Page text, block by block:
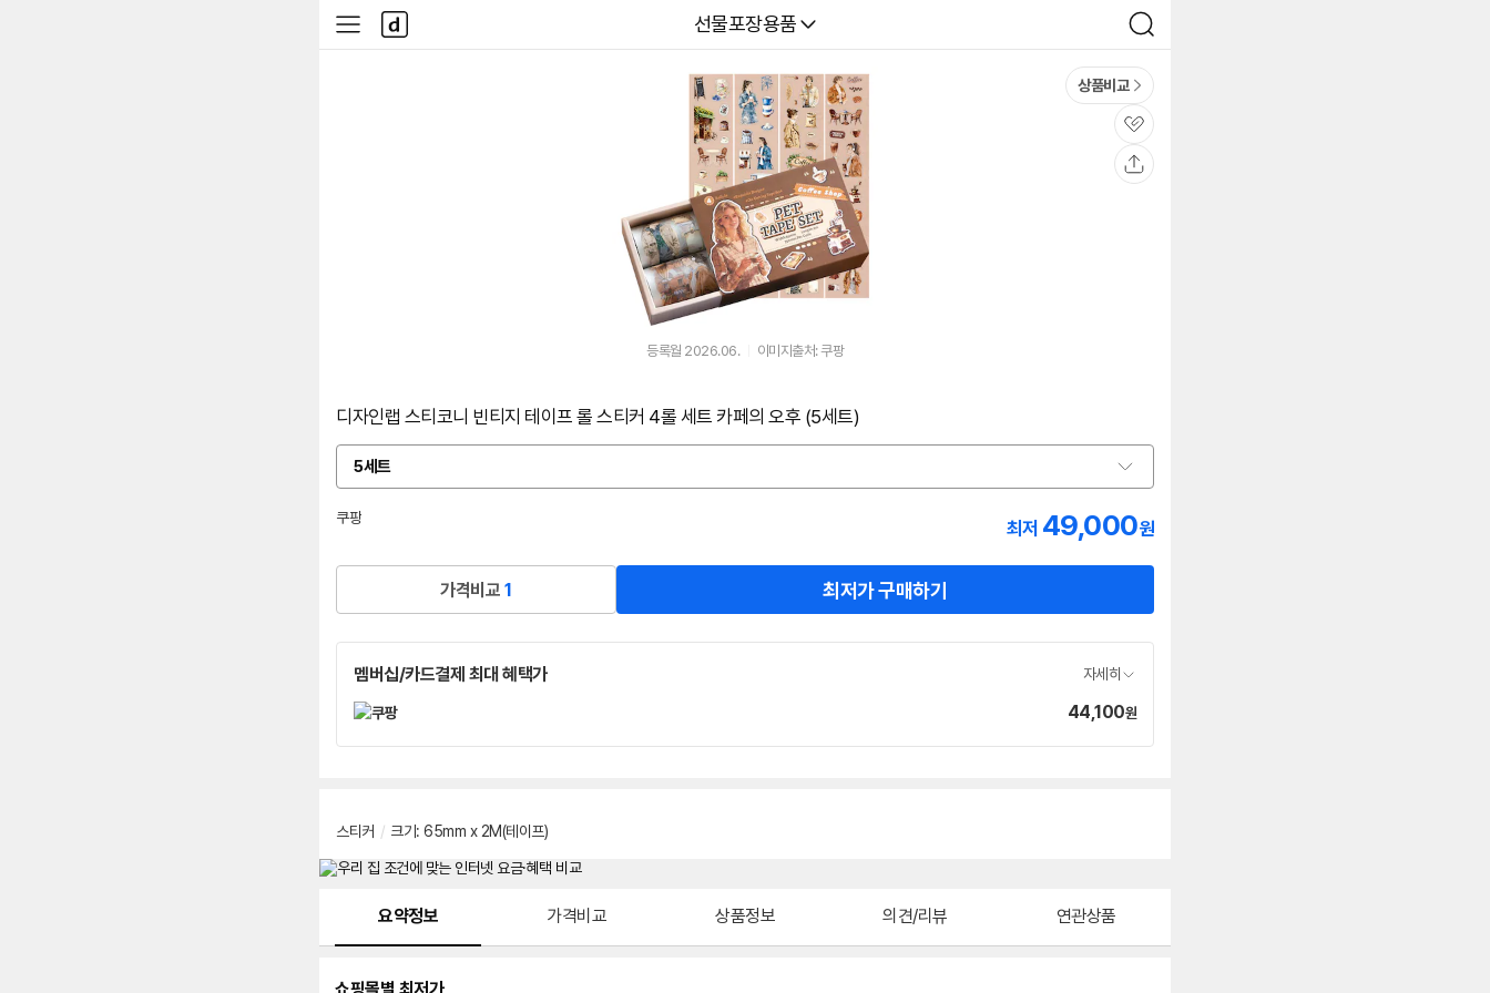
다나와
선물포장용품
검
색
사
이
다
나
와
상품비교
관
심
등록월 2026.06. 이미지출처: 쿠팡
디자인랩 스티코니 빈티지 테이프 롤 스티커 4롤 세트 카페의 오후 (5세트)
5세트
옵
션
선
쿠팡
최저 49,000원
가격비교 1 최저가 구매하기
멤버십/카드결제 최대 혜택가 자세히
가
44,100원
스티커 / 크기 : 65mm x 2M(테이프)
요약정보 가격비교 상품정보 의견/리뷰 연관상품